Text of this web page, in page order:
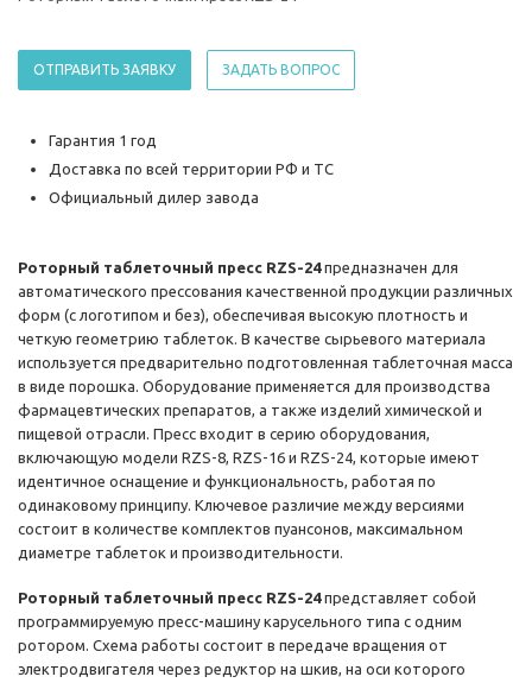
ОТПРАВИТЬ ЗАЯВКУ ЗАДАТЬ ВОПРОС
Гарантия 1 год
Доставка по всей территории РФ и ТС
Официальный дилер завода
Роторный таблеточный пресс RZS-24предназначен для
автоматического прессования качественной продукции различных
форм (с логотипом и без), обеспечивая высокую плотность и
четкую геометрию таблеток. В качестве сырьевого материала
используется предварительно подготовленная таблеточная масса
в виде порошка. Оборудование применяется для производства
фармацевтических препаратов, а также изделий химической и
пищевой отрасли. Пресс входит в серию оборудования,
включающую модели RZS-8, RZS-16 и RZS-24, которые имеют
идентичное оснащение и функциональность, работая по
одинаковому принципу. Ключевое различие между версиями
состоит в количестве комплектов пуансонов, максимальном
диаметре таблеток и производительности.
Роторный таблеточный пресс RZS-24представляет собой
программируемую пресс-машину карусельного типа с одним
ротором. Схема работы состоит в передаче вращения от
электродвигателя через редуктор на шкив, на оси которого